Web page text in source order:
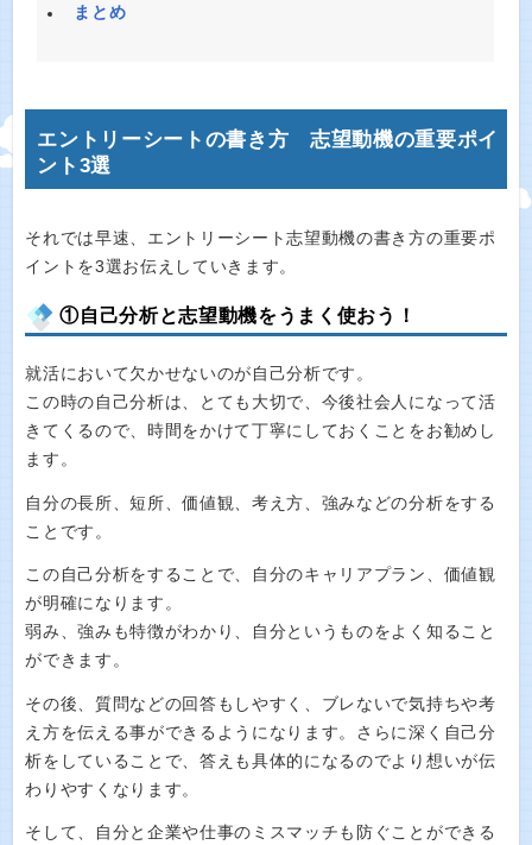
まとめ
エントリーシートの書き方 志望動機の重要ポイ
ント3選
それでは早速、エントリーシート志望動機の書き方の重要ポ
イントを3選お伝えしていきます。
①自己分析と志望動機をうまく使おう！
就活において欠かせないのが自己分析です。
この時の自己分析は、とても大切で、今後社会人になって活
きてくるので、時間をかけて丁寧にしておくことをお勧めし
ます。
自分の長所、短所、価値観、考え方、強みなどの分析をする
ことです。
この自己分析をすることで、自分のキャリアプラン、価値観
が明確になります。
弱み、強みも特徴がわかり、自分というものをよく知ること
ができます。
その後、質問などの回答もしやすく、ブレないで気持ちや考
え方を伝える事ができるようになります。さらに深く自己分
析をしていることで、答えも具体的になるのでより想いが伝
わりやすくなります。
そして、自分と企業や仕事のミスマッチも防ぐことができる